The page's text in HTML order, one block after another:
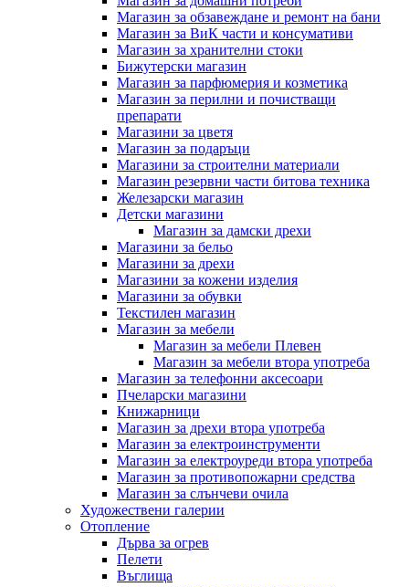
Магазин за обзавеждане и ремонт на бани
Магазин за ВиК части и консумативи
Магазин за хранителни стоки
Бижутерски магазин
Магазин за парфюмерия и козметика
Магазин за перилни и почистващи
препарати
Магазини за цветя
Магазин за подаръци
Магазини за строителни материали
Магазин резервни части битова техника
Железарски магазин
Детски магазини
Магазин за дамски дрехи
Магазини за бельо
Магазини за дрехи
Магазини за кожени изделия
Магазини за обувки
Текстилен магазин
Магазин за мебели
Магазин за мебели Плевен
Магазин за мебели втора употреба
Магазин за телефонни аксесоари
Пчеларски магазини
Книжарници
Магазин за дрехи втора употреба
Магазин за електроинструменти
Магазин за електроуреди втора употреба
Магазин за противопожарни средства
Магазин за слънчеви очила
Художествени галерии
Отопление
Дърва за огрев
Пелети
Въглища